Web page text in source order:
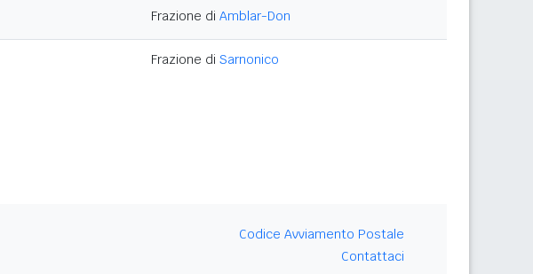
Frazione di Amblar-Don
Frazione di Sarnonico
Codice Avviamento Postale
Contattaci